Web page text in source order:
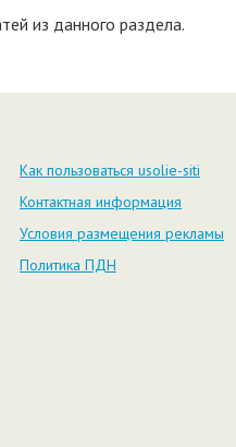
из данного раздела.
Как пользоваться usolie-siti
Контактная информация
Условия размещения рекламы
Политика ПДН